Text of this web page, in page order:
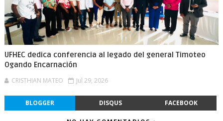
UFHEC dedica conferencia al legado del general Timoteo
Ogando Encarnación
CRISTHIAN MATEO Jul 29, 2026
BLOGGER DISQUS FACEBOOK